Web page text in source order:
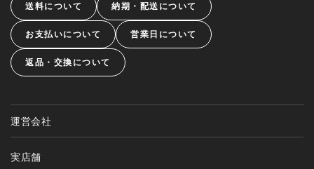
送料について 納期・配送について
お支払いについて 営業日について
返品・交換について
運営会社
実店舗